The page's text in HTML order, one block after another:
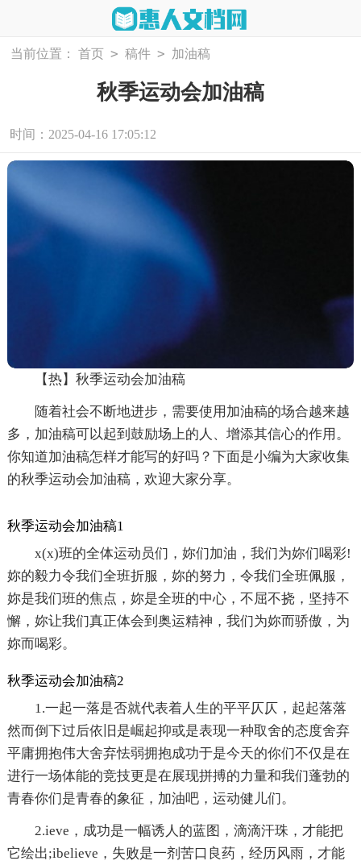
当前位置： 首页 > 稿件 > 加油稿
秋季运动会加油稿
时间：2025-04-16 17:05:12
【热】秋季运动会加油稿
随着社会不断地进步，需要使用加油稿的场合越来越
多，加油稿可以起到鼓励场上的人、增添其信心的作用。
你知道加油稿怎样才能写的好吗？下面是小编为大家收集
的秋季运动会加油稿，欢迎大家分享。
秋季运动会加油稿1
x(x)班的全体运动员们，妳们加油，我们为妳们喝彩!
妳的毅力令我们全班折服，妳的努力，令我们全班佩服，
妳是我们班的焦点，妳是全班的中心，不屈不挠，坚持不
懈，妳让我们真正体会到奥运精神，我们为妳而骄傲，为
妳而喝彩。
秋季运动会加油稿2
1.一起一落是否就代表着人生的平平仄仄，起起落落
然而倒下过后依旧是崛起抑或是表现一种取舍的态度舍弃
平庸拥抱伟大舍弃怯弱拥抱成功于是今天的你们不仅是在
进行一场体能的竞技更是在展现拼搏的力量和我们蓬勃的
青春你们是青春的象征，加油吧，运动健儿们。
2.ieve，成功是一幅诱人的蓝图，滴滴汗珠，才能把
它绘出;ibelieve，失败是一剂苦口良药，经历风雨，才能